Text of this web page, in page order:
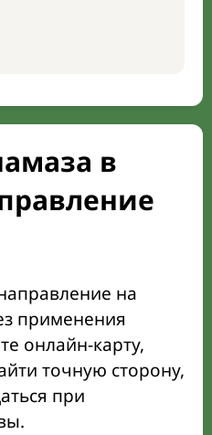
в
на
применения
онлайн-карту,
точную сторону,
при